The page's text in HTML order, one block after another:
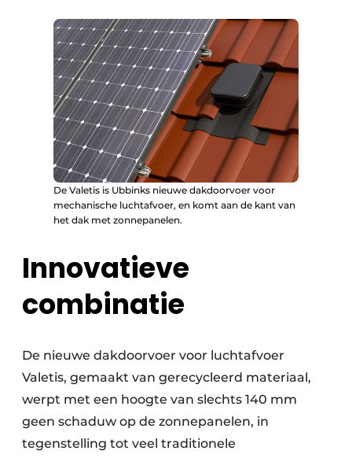
De Valetis is Ubbinks nieuwe dakdoorvoer voor
mechanische luchtafvoer, en komt aan de kant van
het dak met zonnepanelen.
Innovatieve
combinatie
De nieuwe dakdoorvoer voor luchtafvoer
Valetis, gemaakt van gerecycleerd materiaal,
werpt met een hoogte van slechts 140 mm
geen schaduw op de zonnepanelen, in
tegenstelling tot veel traditionele